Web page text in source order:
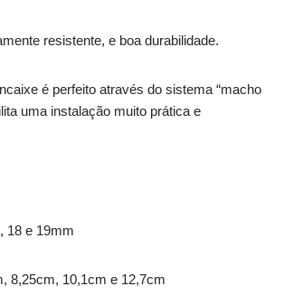
resistente, e boa durabilidade.
é perfeito através do sistema “macho
uma instalação muito prática e
e 19mm
10,1cm e 12,7cm